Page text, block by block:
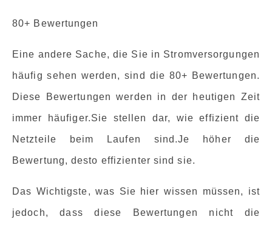
80+ Bewertungen
Eine andere Sache, die Sie in Stromversorgungen
häufig sehen werden, sind die 80+ Bewertungen.
Diese Bewertungen werden in der heutigen Zeit
immer häufiger.Sie stellen dar, wie effizient die
Netzteile beim Laufen sind.Je höher die
Bewertung, desto effizienter sind sie.
Das Wichtigste, was Sie hier wissen müssen, ist
jedoch, dass diese Bewertungen nicht die